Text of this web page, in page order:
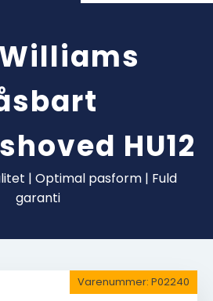
HU12
| Optimal pasform | Fuld
garanti
Varenummer: P02240